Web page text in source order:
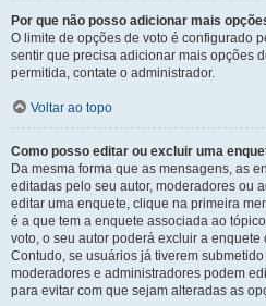
Por que não posso adicionar mais
O limite de opções de voto é configurado
sentir que precisa adicionar mais opções
permitida, contate o administrador.
Voltar ao topo
Como posso editar ou excluir uma
Da mesma forma que as mensagens, as
editadas pelo seu autor, moderadores ou
editar uma enquete, clique na primeira
é a que tem a enquete associada ao
voto, o seu autor poderá excluir a
Contudo, se usuários já tiverem
moderadores e administradores podem
para evitar com que sejam alteradas as